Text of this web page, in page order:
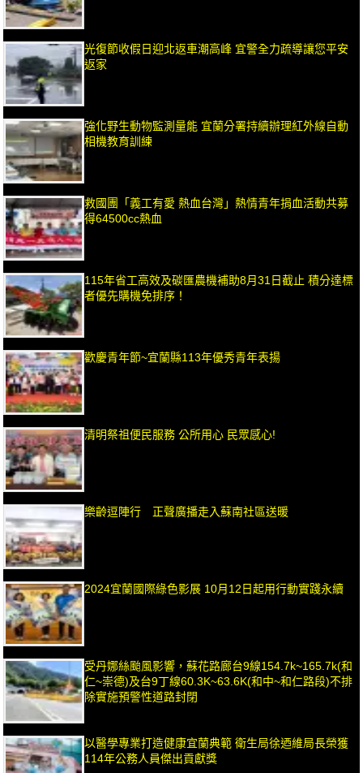
光復節收假日迎北返車潮高峰 宜警全力疏導讓您平安
返家
強化野生動物監測量能 宜蘭分署持續辦理紅外線自動
相機教育訓練
救國團「義工有愛 熱血台灣」熱情青年捐血活動共募
得64500cc熱血
115年省工高效及碳匯農機補助8月31日截止 積分達標
者優先購機免排序！
歡慶青年節~宜蘭縣113年優秀青年表揚
清明祭祖便民服務 公所用心 民眾感心!
樂齡逗陣行 正聲廣播走入蘇南社區送暖
2024宜蘭國際綠色影展 10月12日起用行動實踐永續
受丹娜絲颱風影響，蘇花路廊台9線154.7k~165.7k(和
仁~崇德)及台9丁線60.3K~63.6K(和中~和仁路段)不排
除實施預警性道路封閉
以醫學專業打造健康宜蘭典範 衛生局徐迺維局長榮獲
114年公務人員傑出貢獻獎